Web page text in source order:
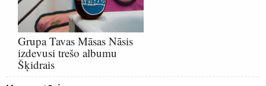
Grupa Tavas Māsas Nāsis
izdevusi trešo albumu
Šķidrais